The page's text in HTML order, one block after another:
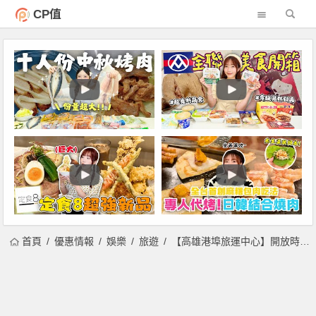
CP值
首頁 優惠情報 娛樂 旅遊 【高雄港埠旅運中心】開放時間/啟用活動/地址及停車場資訊一次看